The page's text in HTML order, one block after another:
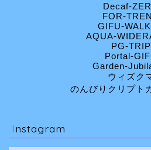
Decaf-
FOR-
GIFU-
AQUA-
PG-TRIP
Portal-
Garden-
ウィズク
のんびりクリプト
Instagram